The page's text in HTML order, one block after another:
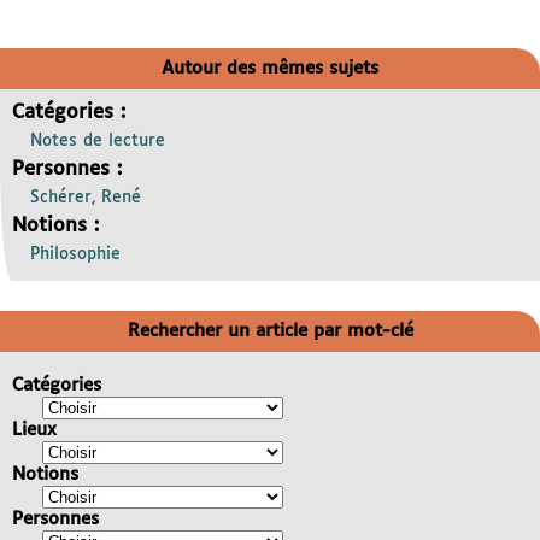
Autour des mêmes sujets
Catégories :
Notes de lecture
Personnes :
Schérer, René
Notions :
Philosophie
Rechercher un article par mot-clé
Catégories
Lieux
Notions
Personnes